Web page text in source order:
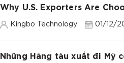
Why U.S. Exporters Are
Kingbo Technology 01/12/
Những Hãng tàu xuất đi Mỹ